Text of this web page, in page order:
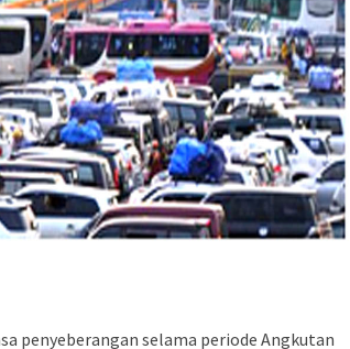
penyeberangan selama periode Angkutan